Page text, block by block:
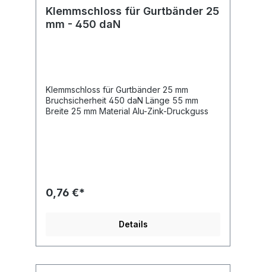
Klemmschloss für Gurtbänder 25
mm - 450 daN
Klemmschloss für Gurtbänder 25 mm
Bruchsicherheit 450 daN Länge 55 mm
Breite 25 mm Material Alu-Zink-Druckguss
0,76 €*
Details